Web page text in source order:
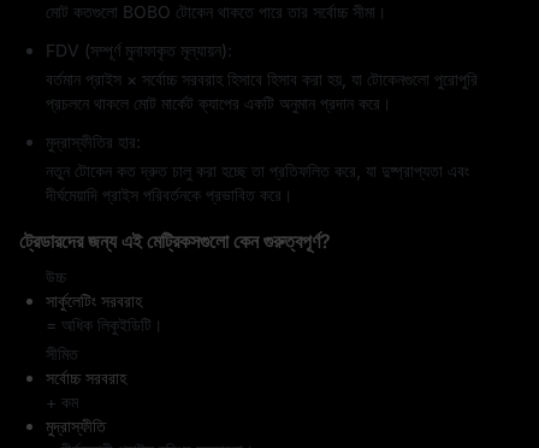
মোট কতগুলো BOBO টোকেন থাকতে পারে তার সর্বোচ্চ সীমা।
FDV (সম্পূর্ণ মুনাফাকৃত মূল্যায়ন):
বর্তমান প্রাইস × সর্বোচ্চ সরবরাহ হিসাবে হিসাব করা হয়, যা টোকেনগুলো পুরোপুরি
প্রচলনে থাকলে মোট মার্কেট ক্যাপের একটি অনুমান প্রদান করে।
মুদ্রাস্ফীতির হার:
নতুন টোকেন কত দ্রুত চালু করা হচ্ছে তা প্রতিফলিত করে, যা দুষ্প্রাপ্যতা এবং
দীর্ঘমেয়াদি প্রাইস পরিবর্তনকে প্রভাবিত করে।
ট্রেডারদের জন্য এই মেট্রিকসগুলো কেন গুরুত্বপূর্ণ?
উচ্চ
সার্কুলেটিং সরবরাহ
= অধিক লিকুইডিটি।
সীমিত
সর্বোচ্চ সরবরাহ
+ কম
মুদ্রাস্ফীতি